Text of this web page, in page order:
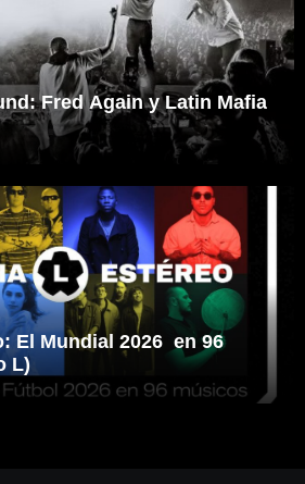
Fred Again y Latin Mafia
El Mundial 2026 en 96
L)